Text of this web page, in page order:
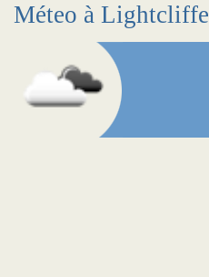
Méteo à Lightcliffe